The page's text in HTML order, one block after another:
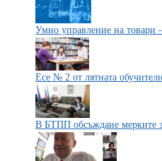
Умно управление на товари
Есе № 2 от лятната
В БТПП обсъждане мерките